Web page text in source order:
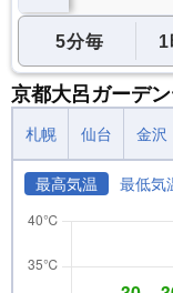
5分毎 1
京都大呂ガーデ
札幌 仙台 金沢
最高気温 最低気